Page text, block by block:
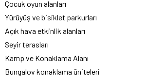
Çocuk oyun alanları
Yürüyüş ve bisiklet parkurları
Açık hava etkinlik alanları
Seyir terasları
Kamp ve Konaklama Alanı
Bungalov konaklama üniteleri